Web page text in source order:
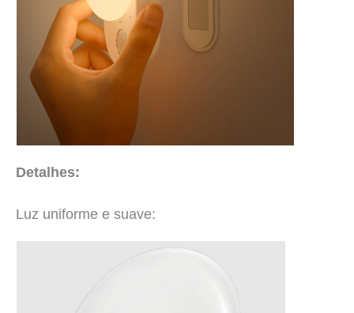
Detalhes:
Luz uniforme e suave: